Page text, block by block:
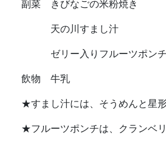
副菜 きびなごの米粉焼き
天の川すまし汁
ゼリー入りフルーツポンチ
飲物 牛乳
★すまし汁には、そうめんと星
★フルーツポンチは、クランベ